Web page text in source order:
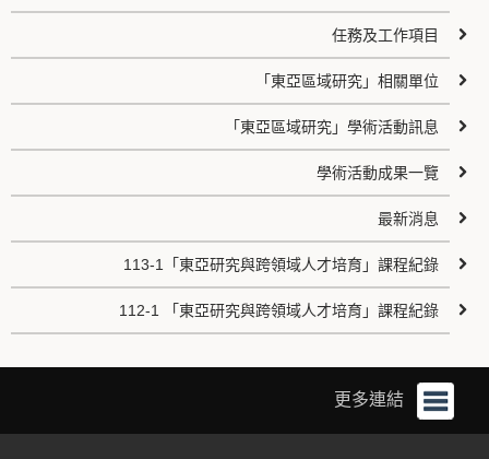
任務及工作項目
「東亞區域研究」相關單位
「東亞區域研究」學術活動訊息
學術活動成果一覽
最新消息
113-1「東亞研究與跨領域人才培育」課程紀錄
112-1 「東亞研究與跨領域人才培育」課程紀錄
更多連結